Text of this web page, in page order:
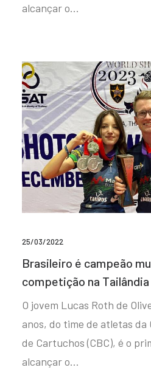
alcançar o…
25/03/2022
Brasileiro é campeão
competição na Tailândia
O jovem Lucas Roth de
anos, do time de atletas da
de Cartuchos (CBC), é o
alcançar o…